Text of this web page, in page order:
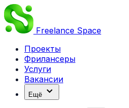
Freelance Space
Проекты
Фрилансеры
Услуги
Вакансии
Ещё expand_more